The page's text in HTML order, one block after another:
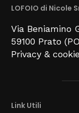
LOFOIO di Nicole
Via Beniamino
59100 Prato
Privacy &
Link Utili